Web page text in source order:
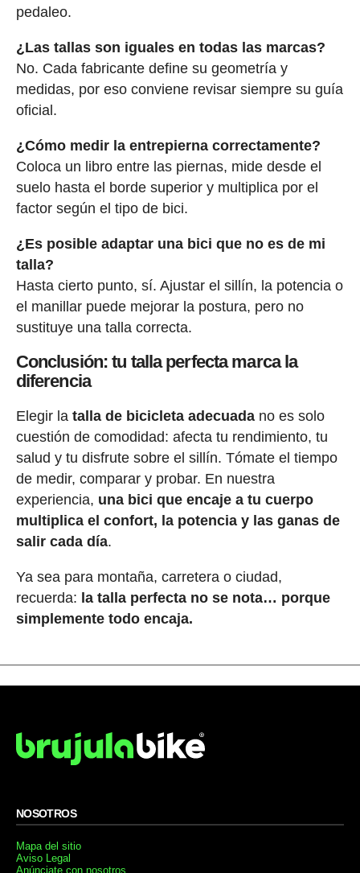
pedaleo.
¿Las tallas son iguales en todas las marcas?
No. Cada fabricante define su geometría y
medidas, por eso conviene revisar siempre su guía
oficial.
¿Cómo medir la entrepierna correctamente?
Coloca un libro entre las piernas, mide desde el
suelo hasta el borde superior y multiplica por el
factor según el tipo de bici.
¿Es posible adaptar una bici que no es de mi
talla?
Hasta cierto punto, sí. Ajustar el sillín, la potencia o
el manillar puede mejorar la postura, pero no
sustituye una talla correcta.
Conclusión: tu talla perfecta marca la
diferencia
Elegir la talla de bicicleta adecuadano es solo
cuestión de comodidad: afecta tu rendimiento, tu
salud y tu disfrute sobre el sillín. Tómate el tiempo
de medir, comparar y probar. En nuestra
experiencia, una bici que encaje a tu cuerpo
multiplica el confort, la potencia y las ganas de
salir cada día.
Ya sea para montaña, carretera o ciudad,
recuerda: la talla perfecta no se nota… porque
simplemente todo encaja.
NOSOTROS
Mapa del sitio
Aviso Legal
Anúnciate con nosotros